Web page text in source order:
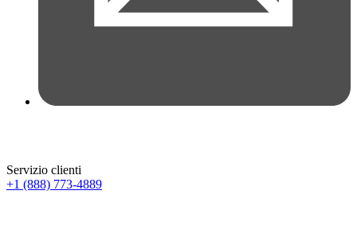
Servizio clienti
+1 (888) 773-4889